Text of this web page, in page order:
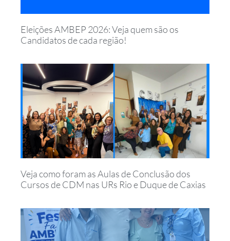
Eleições AMBEP 2026: Veja quem são os
Candidatos de cada região!
Veja como foram as Aulas de Conclusão dos
Cursos de CDM nas URs Rio e Duque de Caxias